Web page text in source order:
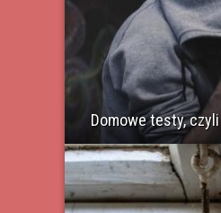
Domowe testy,